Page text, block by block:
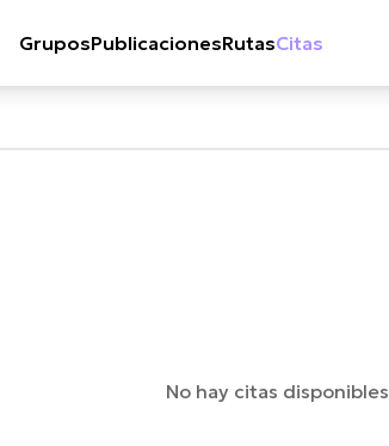
GruposPublicacionesRutasCitas
No hay citas disponibles